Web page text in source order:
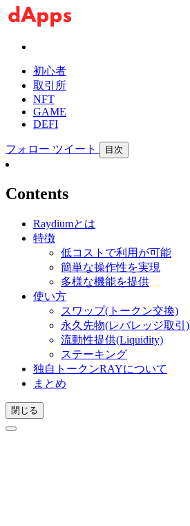
初心者
取引所
NFT
GAME
DEFI
フォロー ツイート 目次
Contents
Raydiumとは
特徴
低コストで利用が可能
簡単な操作性を実現
多様な機能を提供
使い方
スワップ(トークン交換)
永久先物(レバレッジ取引)
流動性提供(Liquidity)
ステーキング
独自トークンRAYについて
まとめ
閉じる